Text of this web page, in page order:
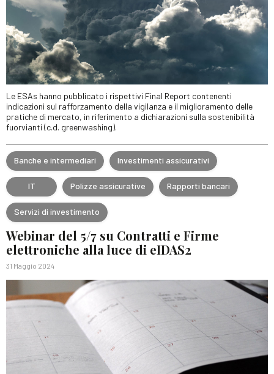
Le ESAs hanno pubblicato i rispettivi Final Report contenenti
indicazioni sul rafforzamento della vigilanza e il miglioramento delle
pratiche di mercato, in riferimento a dichiarazioni sulla sostenibilità
fuorvianti (c.d. greenwashing).
Banche e intermediari Investimenti assicurativi
IT Polizze assicurative Rapporti bancari
Servizi di investimento
Webinar del 5/7 su Contratti e Firme
elettroniche alla luce di eIDAS2
31 Maggio 2024